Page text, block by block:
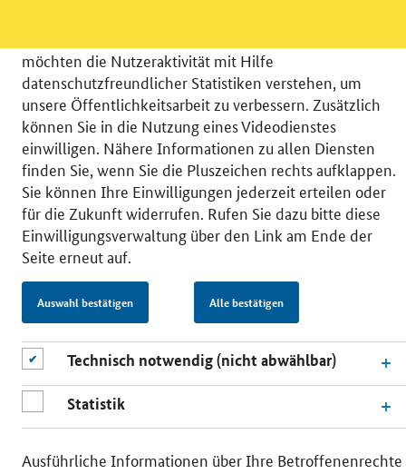
© 2026 Bundesministerium für Wirtschaft und Energie
RSS
Benutzerhinweise
Inhaltsverzeichnis
Impressum
Barrierefreiheit
Datenschutz
Einwilligungsverwaltung
möchten die Nutzeraktivität mit Hilfe
datenschutzfreundlicher Statistiken verstehen, um
unsere Öffentlichkeitsarbeit zu verbessern. Zusätzlich
können Sie in die Nutzung eines Videodienstes
einwilligen. Nähere Informationen zu allen Diensten
finden Sie, wenn Sie die Pluszeichen rechts aufklappen.
Sie können Ihre Einwilligungen jederzeit erteilen oder
für die Zukunft widerrufen. Rufen Sie dazu bitte diese
Einwilligungsverwaltung über den Link am Ende der
Seite erneut auf.
Auswahl bestätigen Alle bestätigen
Technisch notwendig (nicht abwählbar)
Statistik
Ausführliche Informationen über Ihre Betroffenenrechte